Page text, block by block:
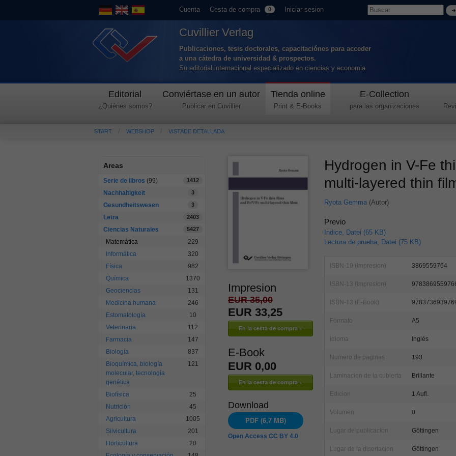
Cuenta Cesta de compra 0 Iniciar sesion
Cuvillier Verlag
Publicaciones, tesis doctorales, capacitaciónes para acceder
a una cátedra de universidad & prospectos.
Su editorial internacional especializado en ciencias y economia
Editorial
¿Quiénes somos?
Conviértase en un autor
Publicar en Cuvillier
Tienda online
Print & E-Books
E-Collection
para las organizaciones
START WEBSHOP VISTADE DETALLADA
Areas
Serie de libros (99) 1412
Nachhaltigkeit 3
Gesundheitswesen 3
Letra 2403
Ciencias Naturales 5427
Matemática
229
Informática
320
Física
982
Química
1370
Geociencias
131
Medicina humana
246
Estomatología
10
Veterinaria
112
Farmacia
147
Biología
837
Bioquímica, biología
molecular, tecnología
genética
121
Biofísica
25
Nutrición
45
Agricultura
1005
Silvicultura
201
Horticultura
20
Impresion
EUR 35,00
EUR 33,25
E-Book
EUR 0,00
Download
PDF (6,7 MB)
Open Access CC BY 4.0
Hydrogen in V-Fe
multi-layered thin
Ryota Gemma(Autor)
Previo
Indice, Datei (65 KB)
Lectura de prueba, Datei (75 KB)
ISBN-10 (Impresion) 3869559764
ISBN-13 (Impresion)
ISBN-13 (E-Book)
Formato A5
Idioma Inglés
Numero de paginas 193
Laminacion de la cubierta Brillante
Edicion 1 Aufl.
Volumen 0
Lugar de publicacion Göttingen
Lugar de la disertacion Göttingen